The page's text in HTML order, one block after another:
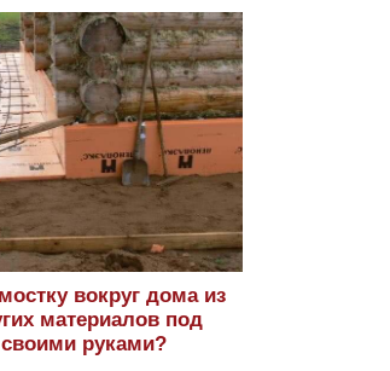
вокруг дома из
материалов под
руками?